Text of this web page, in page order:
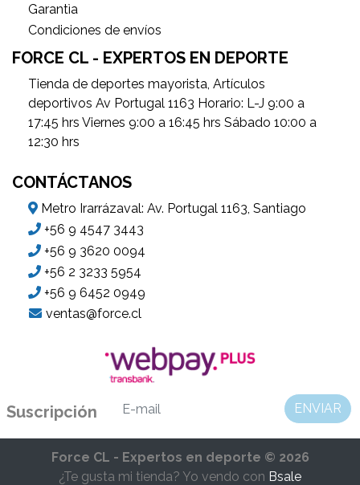
Garantìa
Condiciones de envíos
FORCE CL - EXPERTOS EN DEPORTE
Tienda de deportes mayorista, Artículos
deportivos Av Portugal 1163 Horario: L-J 9:00 a
17:45 hrs Viernes 9:00 a 16:45 hrs Sábado 10:00 a
12:30 hrs
CONTÁCTANOS
Metro Irarrázaval: Av. Portugal 1163, Santiago
+56 9 4547 3443
+56 9 3620 0094
+56 2 3233 5954
+56 9 6452 0949
ventas@force.cl
Suscripción ENVIAR
Force CL - Expertos en deporte © 2026
¿Te gusta mi tienda? Yo vendo con Bsale